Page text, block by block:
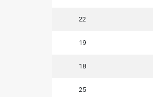
22
19
18
25